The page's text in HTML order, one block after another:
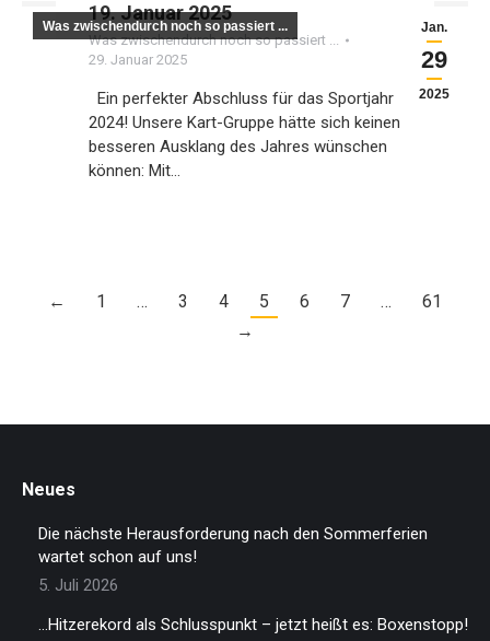
Jan.
29
2025
Was zwischendurch noch so passiert ...
19. Januar 2025
Was zwischendurch noch so passiert ...
29. Januar 2025
Ein perfekter Abschluss für das Sportjahr
2024! Unsere Kart-Gruppe hätte sich keinen
besseren Ausklang des Jahres wünschen
können: Mit…
← 1 … 3 4 5 6 7 …
61
→
Neues
Die nächste Herausforderung nach den Sommerferien
wartet schon auf uns!
5. Juli 2026
…Hitzerekord als Schlusspunkt – jetzt heißt es: Boxenstopp!